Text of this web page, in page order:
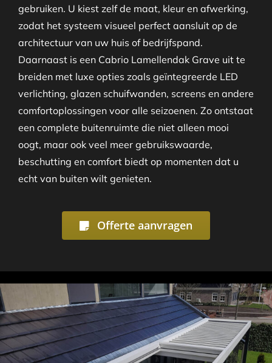
gebruiken. U kiest zelf de maat, kleur en afwerking,
zodat het systeem visueel perfect aansluit op de
architectuur van uw huis of bedrijfspand.
Daarnaast is een Cabrio Lamellendak Grave uit te
breiden met luxe opties zoals geïntegreerde LED
verlichting, glazen schuifwanden, screens en andere
comfortoplossingen voor alle seizoenen. Zo ontstaat
een complete buitenruimte die niet alleen mooi
oogt, maar ook veel meer gebruikswaarde,
beschutting en comfort biedt op momenten dat u
echt van buiten wilt genieten.
Offerte aanvragen